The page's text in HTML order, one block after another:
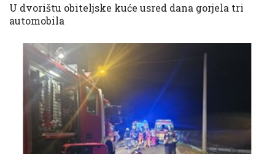
U dvorištu obiteljske kuće usred dana gorjela tri
automobila